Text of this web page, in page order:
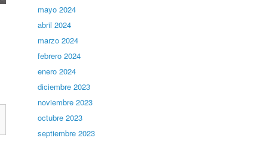
mayo 2024
abril 2024
marzo 2024
febrero 2024
enero 2024
diciembre 2023
noviembre 2023
octubre 2023
septiembre 2023